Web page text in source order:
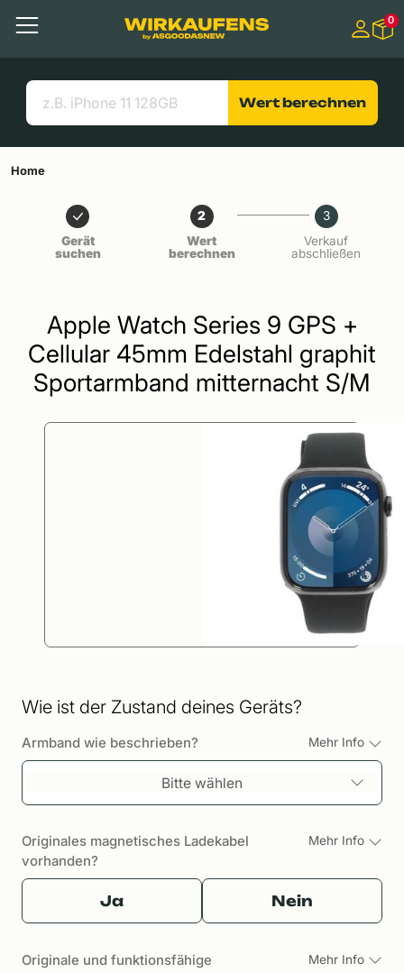
Menü
Suchen
Nützliche Links
0
Wert berechnen
Home
Gerät
suchen
2
Wert
berechnen
3
Verkauf
abschließen
Apple Watch Series 9 GPS +
Cellular 45mm Edelstahl graphit
Sportarmband mitternacht S/M
Wie ist der Zustand deines Geräts?
Armband wie beschrieben? Mehr Info
Bitte wählen
Originales magnetisches Ladekabel
vorhanden?
Mehr Info
Ja Nein
Originale und funktionsfähige
Mehr Info